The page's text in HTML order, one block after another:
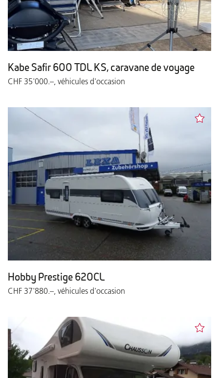
Kabe Safir 600 TDL KS, caravane de voyage
CHF 35'000.–, véhicules d'occasion
Hobby Prestige 620CL
CHF 37'880.–, véhicules d'occasion